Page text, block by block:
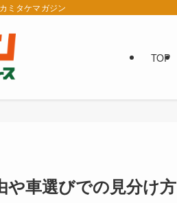
ミタケマガジン
TOP
や車選びでの見分け方